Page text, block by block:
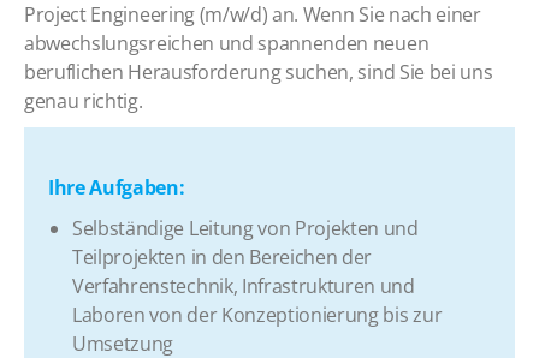
Project Engineering ​(m/w/d)​ an. Wenn Sie nach einer
abwechslungsreichen und spannenden neuen
beruflichen Herausforderung suchen, sind Sie bei uns
genau richtig.
​​Ihre Aufgaben:
Selbständige Leitung von Projekten und
Teilprojekten in den Bereichen der
Verfahrenstechnik, Infrastrukturen und
Laboren von der Konzeptionierung bis zur
Umsetzung